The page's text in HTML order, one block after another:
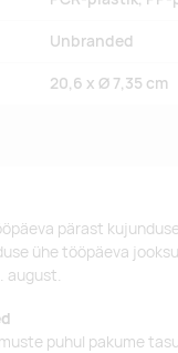
Unbranded
20,6 x Ø 7,35 cm
pärast
ühe tööpäeva
august.
puhul pakume